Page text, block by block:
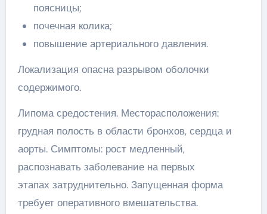
поясницы;
почечная колика;
повышение артериального давления.
Локализация опасна разрывом оболочки
содержимого.
Липома средостения. Месторасположения:
грудная полость в области бронхов, сердца и
аорты. Симптомы: рост медленный,
распознавать заболевание на первых
этапах затруднительно. Запущенная форма
требует оперативного вмешательства.